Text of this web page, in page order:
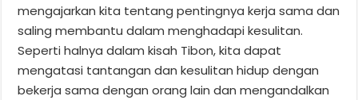
mengajarkan kita tentang pentingnya kerja sama dan
saling membantu dalam menghadapi kesulitan.
Seperti halnya dalam kisah Tibon, kita dapat
mengatasi tantangan dan kesulitan hidup dengan
bekerja sama dengan orang lain dan mengandalkan